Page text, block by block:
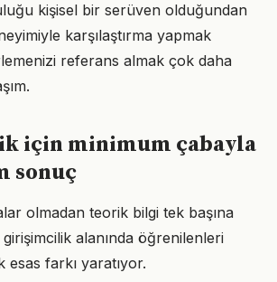
kişisel bir serüven olduğundan
karşılaştırma yapmak
referans almak çok daha
için minimum çabayla
sonuç
olmadan teorik bilgi tek başına
alanında öğrenilenleri
esas farkı yaratıyor.